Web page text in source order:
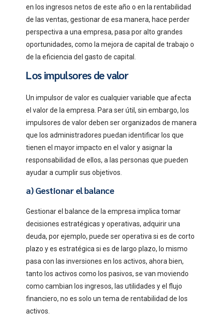
en los ingresos netos de este año o en la rentabilidad
de las ventas, gestionar de esa manera, hace perder
perspectiva a una empresa, pasa por alto grandes
oportunidades, como la mejora de capital de trabajo o
de la eficiencia del gasto de capital.
Los impulsores de valor
Un impulsor de valor es cualquier variable que afecta
el valor de la empresa. Para ser útil, sin embargo, los
impulsores de valor deben ser organizados de manera
que los administradores puedan identificar los que
tienen el mayor impacto en el valor y asignar la
responsabilidad de ellos, a las personas que pueden
ayudar a cumplir sus objetivos.
a) Gestionar el balance
Gestionar el balance de la empresa implica tomar
decisiones estratégicas y operativas, adquirir una
deuda, por ejemplo, puede ser operativa si es de corto
plazo y es estratégica si es de largo plazo, lo mismo
pasa con las inversiones en los activos, ahora bien,
tanto los activos como los pasivos, se van moviendo
como cambian los ingresos, las utilidades y el flujo
financiero, no es solo un tema de rentabilidad de los
activos.